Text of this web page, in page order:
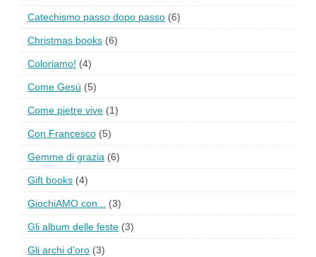
Catechismo passo dopo passo (6)
Christmas books (6)
Coloriamo! (4)
Come Gesù (5)
Come pietre vive (1)
Con Francesco (5)
Gemme di grazia (6)
Gift books (4)
GiochiAMO con... (3)
Gli album delle feste (3)
Gli archi d'oro (3)